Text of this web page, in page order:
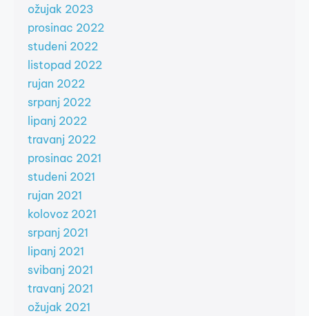
ožujak 2023
prosinac 2022
studeni 2022
listopad 2022
rujan 2022
srpanj 2022
lipanj 2022
travanj 2022
prosinac 2021
studeni 2021
rujan 2021
kolovoz 2021
srpanj 2021
lipanj 2021
svibanj 2021
travanj 2021
ožujak 2021